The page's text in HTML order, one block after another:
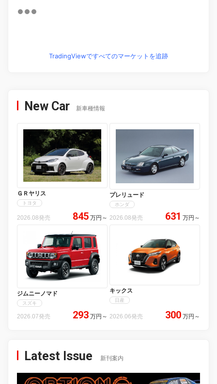
TradingViewですべてのマーケットを追跡
New Car 新車種情報
ＧＲヤリス
トヨタ
2026.08発売 845 万円 ～
プレリュード
ホンダ
2026.08発売 631 万円 ～
ジムニーノマド
スズキ
2026.07発売 293 万円 ～
キックス
日産
2026.06発売 300 万円 ～
Latest Issue 新刊案内